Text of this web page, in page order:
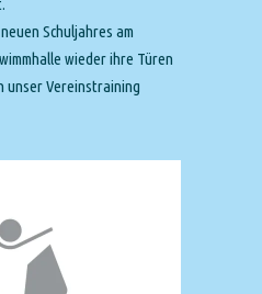
Schuljahres am
wieder ihre Türen
unser Vereinstraining